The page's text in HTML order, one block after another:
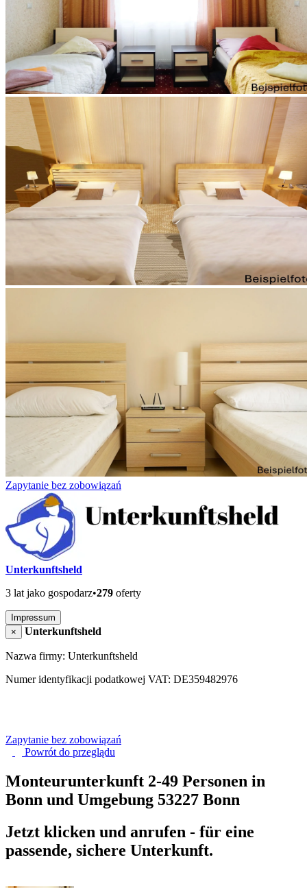
Zapytanie bez zobowiązań
Unterkunftsheld
3 lat jako gospodarz•279 oferty
Impressum
×
Unterkunftsheld
Nazwa firmy: Unterkunftsheld
Numer identyfikacji podatkowej VAT: DE359482976
Zapytanie bez zobowiązań
Powrót do przeglądu
Monteurunterkunft 2-49 Personen in
Bonn und Umgebung 53227 Bonn
Jetzt klicken und anrufen - für eine
passende, sichere Unterkunft.